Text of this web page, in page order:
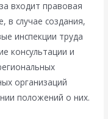
входит правовая
в случае создания,
инспекции труда
консультации и
организаций
положений о них.